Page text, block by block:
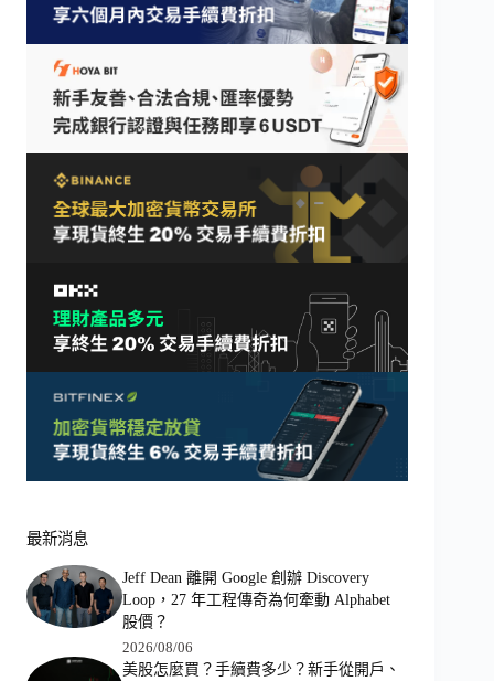
最新消息
Jeff Dean 離開 Google 創辦 Discovery
Loop，27 年工程傳奇為何牽動 Alphabet
股價？
2026/08/06
美股怎麼買？手續費多少？新手從開戶、